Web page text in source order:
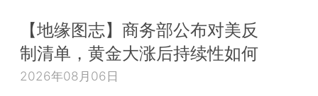
【地缘图志】商务部公布对美反
制清单，黄金大涨后持续性如何
2026年08月06日